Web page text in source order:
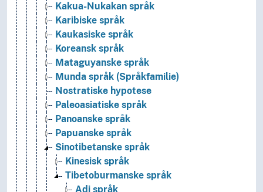
Kakua-Nukakan språk
Karibiske språk
Kaukasiske språk
Koreansk språk
Mataguyanske språk
Munda språk (Språkfamilie)
Nostratiske hypotese
Paleoasiatiske språk
Panoanske språk
Papuanske språk
Sinotibetanske språk
Kinesisk språk
Tibetoburmanske språk
Adi språk